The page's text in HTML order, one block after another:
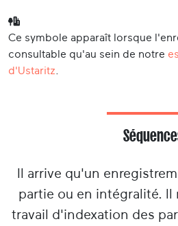
Ce symbole apparaît lorsque
consultable qu'au sein de notre
d'Ustaritz
Il arrive qu'un
partie ou en intégralité. Il
travail d'indexation des